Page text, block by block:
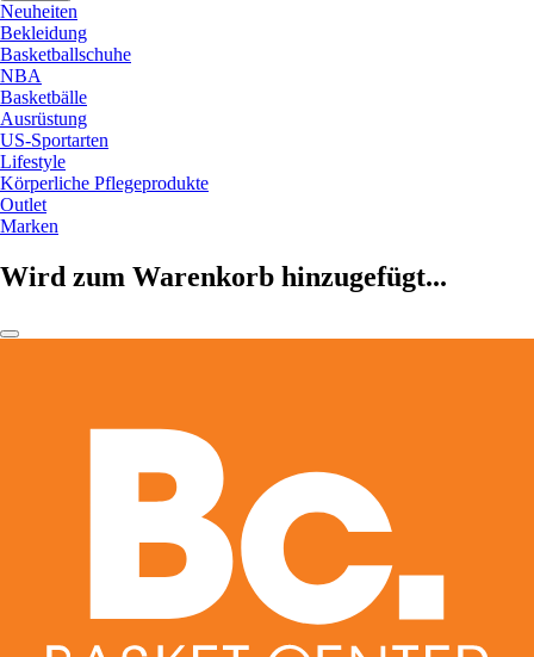
Neuheiten
Bekleidung
Basketballschuhe
NBA
Basketbälle
Ausrüstung
US-Sportarten
Lifestyle
Körperliche Pflegeprodukte
Outlet
Marken
Wird zum Warenkorb hinzugefügt...